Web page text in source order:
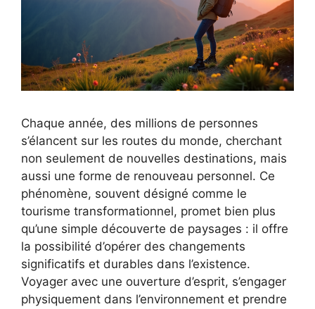
Chaque année, des millions de personnes
s’élancent sur les routes du monde, cherchant
non seulement de nouvelles destinations, mais
aussi une forme de renouveau personnel. Ce
phénomène, souvent désigné comme le
tourisme transformationnel, promet bien plus
qu’une simple découverte de paysages : il offre
la possibilité d’opérer des changements
significatifs et durables dans l’existence.
Voyager avec une ouverture d’esprit, s’engager
physiquement dans l’environnement et prendre